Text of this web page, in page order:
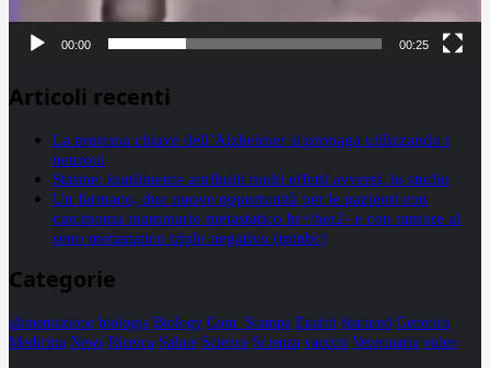
00:00 00:25
Articoli recenti
La proteina chiave dell’Alzheimer si propaga utilizzando i
neuroni
Statine: inutilmente attribuiti molti effetti avversi, lo studio
Un farmaco, due nuove opportunità per le pazienti con
carcinoma mammario metastatico hr+/her2- e con tumore al
seno metastatico triplo negativo (mtnbc)
Categorie
alimentazione biologia Biology Com. Stampa Epatiti featured Genetica
Medicina News Ricerca Salute Science Scienza vaccini Veterinaria video